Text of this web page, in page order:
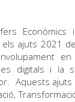
Econòmics
els ajuts 2021
en
digitals i la
Aquests ajuts